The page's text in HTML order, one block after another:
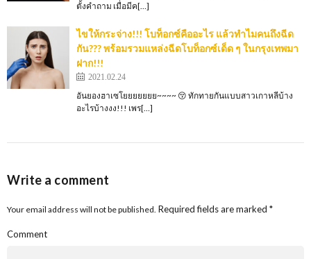
ตั้งคำถาม เมื่อมีค[…]
ไขให้กระจ่าง!!! โบท็อกซ์คืออะไร แล้วทำไมคนถึงฉีด
กัน??? พร้อมรวมแหล่งฉีดโบท็อกซ์เด็ด ๆ ในกรุงเทพมา
ฝาก!!!
2021.02.24
อันยองฮาเซโยยยยยยย~~~~ 😚 ทักทายกันแบบสาวเกาหลีบ้าง
อะไรบ้างงง!!! เพร[…]
Write a comment
Your email address will not be published. Required fields are marked *
Comment